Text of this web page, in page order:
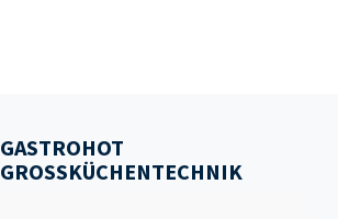
GASTROHOT
GROSSKÜCHENTECHNIK